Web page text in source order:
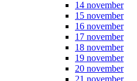
14 november
15 november
16 november
17 november
18 november
19 november
20 november